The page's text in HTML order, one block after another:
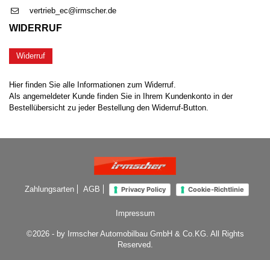
vertrieb_ec@irmscher.de
WIDERRUF
Widerruf
Hier finden Sie alle Informationen zum Widerruf.
Als angemeldeter Kunde finden Sie in Ihrem Kundenkonto in der
Bestellübersicht zu jeder Bestellung den Widerruf-Button.
Zahlungsarten AGB Privacy Policy Cookie-Richtlinie
Impressum
©2026 - by Irmscher Automobilbau GmbH & Co.KG. All Rights
Reserved.